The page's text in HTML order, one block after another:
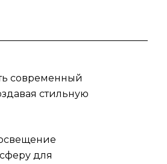
современный
стильную
для